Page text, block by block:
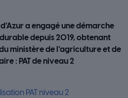
a engagé une démarche
depuis 2019, obtenant
ministère de l’agriculture et de
: PAT de niveau 2
PAT niveau 2